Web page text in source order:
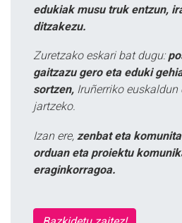
edukiak musu truk entzun,
ditzakezu.
Zuretzako eskari bat dugu:
gaitzazu gero eta eduki
sortzen, Iruñerriko euskaldun
jartzeko.
Izan ere, zenbat eta
orduan eta proiektu
eraginkorragoa.